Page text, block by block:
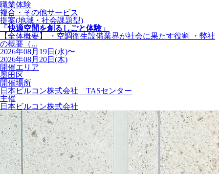
職業体験
複合・その他サービス
提案(地域・社会課題型)
「快適空間を創るしごと体験」
【全体概要】 ・空調衛生設備業界が社会に果たす役割 ・弊社
の概要（...
2026年08月19日(水)〜
2026年08月20日(木)
開催エリア
墨田区
開催場所
日本ビルコン株式会社 TASセンター
主催
日本ビルコン株式会社